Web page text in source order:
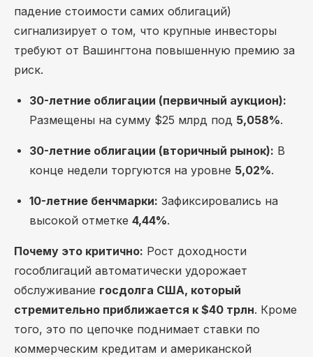
падение стоимости самих облигаций)
сигнализирует о том, что крупные инвесторы
требуют от Вашингтона повышенную премию за
риск.
30-летние облигации (первичный аукцион):
Размещены на сумму $25 млрд под 5,058%.
30-летние облигации (вторичный рынок): В
конце недели торгуются на уровне 5,02%.
10-летние бенчмарки: Зафиксировались на
высокой отметке 4,44%.
Почему это критично: Рост доходности
гособлигаций автоматически удорожает
обслуживание госдолга США, который
стремительно приближается к $40 трлн. Кроме
того, это по цепочке поднимает ставки по
коммерческим кредитам и американской